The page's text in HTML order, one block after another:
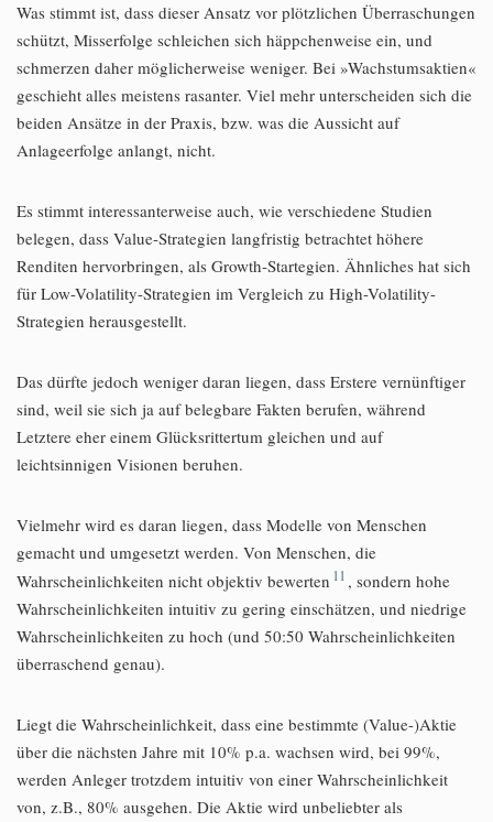
Was stimmt ist, dass dieser Ansatz vor plötzlichen Überraschungen
schützt, Misserfolge schleichen sich häppchenweise ein, und
schmerzen daher möglicherweise weniger. Bei »Wachstumsaktien«
geschieht alles meistens rasanter. Viel mehr unterscheiden sich die
beiden Ansätze in der Praxis, bzw. was die Aussicht auf
Anlageerfolge anlangt, nicht.
Es stimmt interessanterweise auch, wie verschiedene Studien
belegen, dass Value-Strategien langfristig betrachtet höhere
Renditen hervorbringen, als Growth-Startegien. Ähnliches hat sich
für Low-Volatility-Strategien im Vergleich zu High-Volatility-
Strategien herausgestellt.
Das dürfte jedoch weniger daran liegen, dass Erstere vernünftiger
sind, weil sie sich ja auf belegbare Fakten berufen, während
Letztere eher einem Glücksrittertum gleichen und auf
leichtsinnigen Visionen beruhen.
Vielmehr wird es daran liegen, dass Modelle von Menschen
gemacht und umgesetzt werden. Von Menschen, die
Wahrscheinlichkeiten nicht objektiv bewerten 11 , sondern hohe
Wahrscheinlichkeiten intuitiv zu gering einschätzen, und niedrige
Wahrscheinlichkeiten zu hoch (und 50:50 Wahrscheinlichkeiten
überraschend genau).
Liegt die Wahrscheinlichkeit, dass eine bestimmte (Value-)Aktie
über die nächsten Jahre mit 10% p.a. wachsen wird, bei 99%,
werden Anleger trotzdem intuitiv von einer Wahrscheinlichkeit
von, z.B., 80% ausgehen. Die Aktie wird unbeliebter als